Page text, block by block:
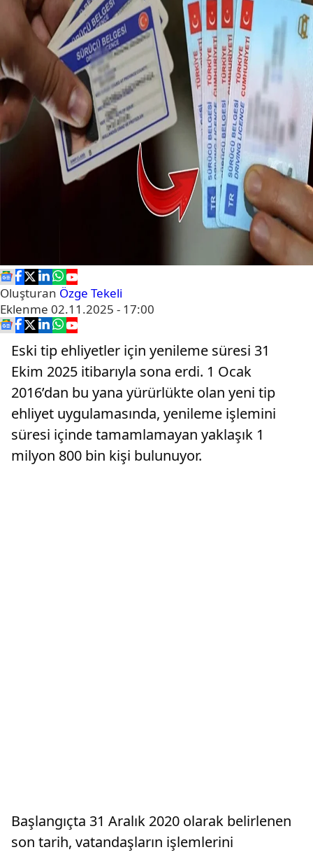
Oluşturan Özge Tekeli
Eklenme 02.11.2025 - 17:00
Eski tip ehliyetler için yenileme süresi 31
Ekim 2025 itibarıyla sona erdi. 1 Ocak
2016’dan bu yana yürürlükte olan yeni tip
ehliyet uygulamasında, yenileme işlemini
süresi içinde tamamlamayan yaklaşık 1
milyon 800 bin kişi bulunuyor.
Başlangıçta 31 Aralık 2020 olarak belirlenen
son tarih, vatandaşların işlemlerini